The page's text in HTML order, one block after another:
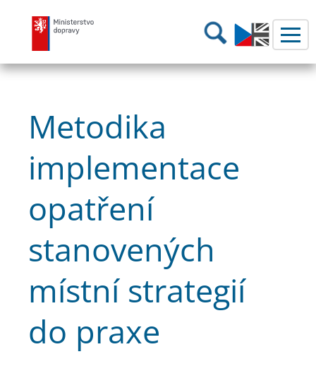
Ministerstvo dopravy Hledání
Metodika
implementace
opatření
stanovených
místní strategií
do praxe